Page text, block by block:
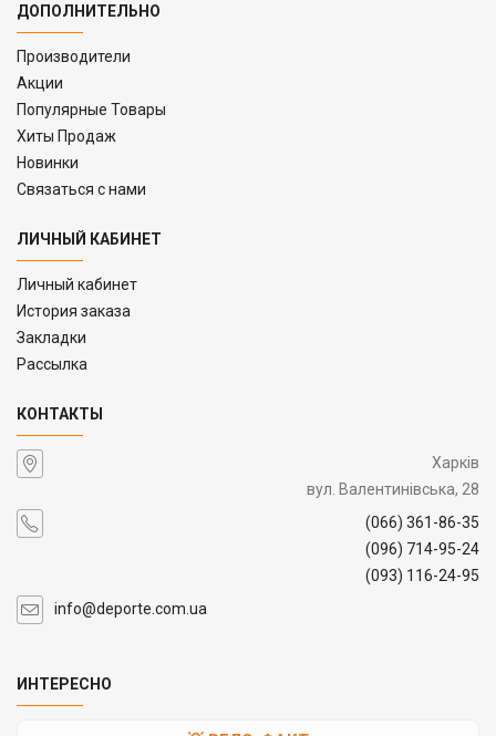
ДОПОЛНИТЕЛЬНО
Производители
Акции
Популярные Товары
Хиты Продаж
Новинки
Связаться с нами
ЛИЧНЫЙ КАБИНЕТ
Личный кабинет
История заказа
Закладки
Рассылка
КОНТАКТЫ
Харків
вул. Валентинівська, 28
(066) 361-86-35
(096) 714-95-24
(093) 116-24-95
info@deporte.com.ua
ИНТЕРЕСНО